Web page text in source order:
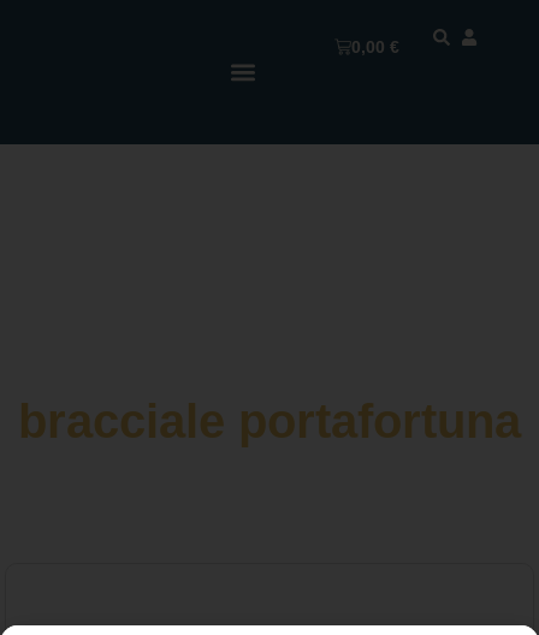
0,00€
bracciale portafortuna